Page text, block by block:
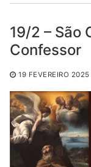
19/2 – São
Confessor
19 FEVEREIRO 2025